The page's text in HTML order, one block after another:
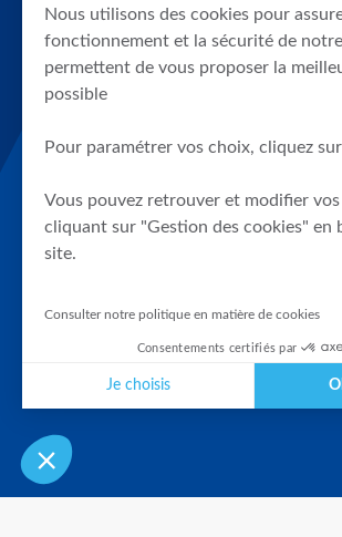
Nous utilisons des cookies pour
fonctionnement et la sécurité de
permettent de vous proposer la
possible
Pour paramétrer vos choix, cliquez
Vous pouvez retrouver et modifier
cliquant sur "Gestion des cookies" en
site.
Consulter notre politique en matière de cookies
Consentements certifiés par
Je choisis
Plateforme de Gestion du Consentement :
Notre plateforme vous permet d'adapter et